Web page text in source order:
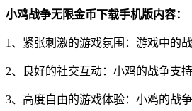
小鸡战争无限金币下载手机版内容：
1、紧张刺激的游戏氛围：游戏中的
2、良好的社交互动：小鸡的战争支
3、高度自由的游戏体验：小鸡的战